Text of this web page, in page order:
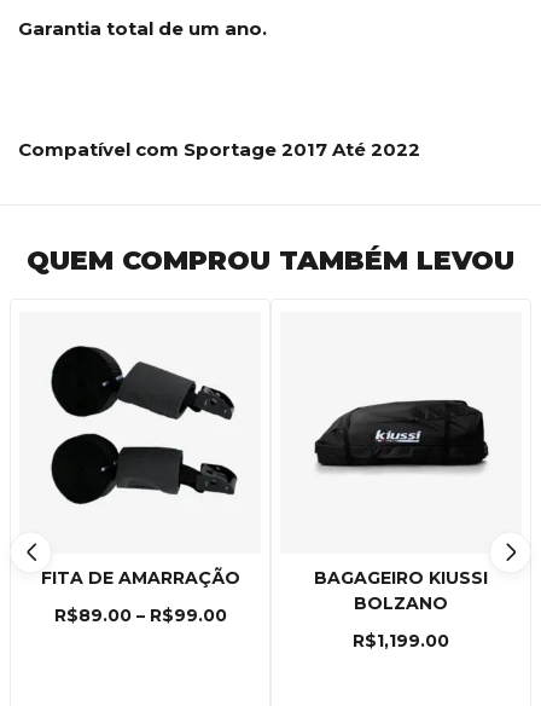
Garantia total de um ano.
Compatível com Sportage 2017 Até 2022
QUEM COMPROU TAMBÉM LEVOU
FITA DE AMARRAÇÃO
R$89.00 – R$99.00
BAGAGEIRO KIUSSI
BOLZANO
R$1,199.00